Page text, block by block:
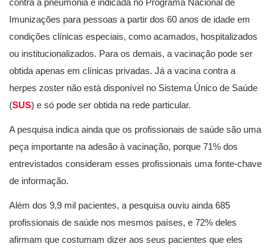
Imunizações para pessoas a partir dos 60 anos de idade em
condições clínicas especiais, como acamados, hospitalizados
ou institucionalizados. Para os demais, a vacinação pode ser
obtida apenas em clínicas privadas. Já a vacina contra a
herpes zoster não está disponível no Sistema Único de Saúde
(SUS) e só pode ser obtida na rede particular.
A pesquisa indica ainda que os profissionais de saúde são uma
peça importante na adesão à vacinação, porque 71% dos
entrevistados consideram esses profissionais uma fonte-chave
de informação.
Além dos 9,9 mil pacientes, a pesquisa ouviu ainda 685
profissionais de saúde nos mesmos países, e 72% deles
afirmam que costumam dizer aos seus pacientes que eles